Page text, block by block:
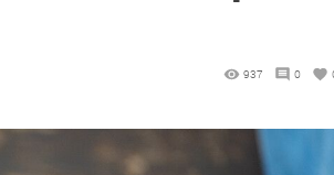
937 0